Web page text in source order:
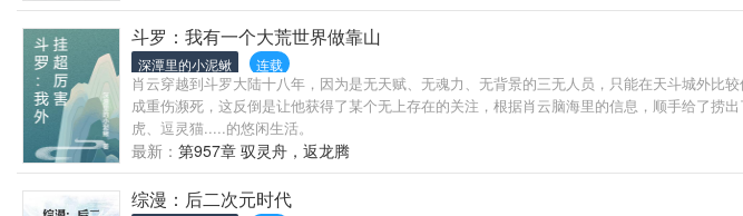
斗罗：我有一个大荒世界做靠山
深潭里的小泥鳅 连载
肖云穿越到斗罗大陆十八年，因为是无天赋、无魂力、无背景的三无人员，只能在天斗城外
成重伤濒死，这反倒是让他获得了某个无上存在的关注，根据肖云脑海里的信息，顺手给了捞
虎、逗灵猫.....的悠闲生活。
最新： 第957章 驭灵舟，返龙腾
综漫：后二次元时代